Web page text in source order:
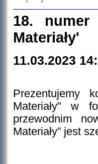
18. numer
Materiały'
11.03.2023
Prezentujemy
Materiały" w
przewodnim
Materiały” jest